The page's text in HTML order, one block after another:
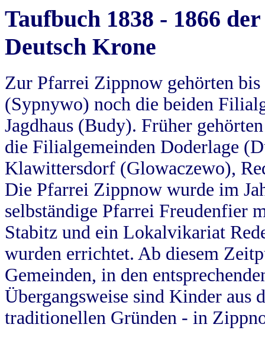
Taufbuch 1838 - 1866
Deutsch Krone
Zur Pfarrei Zippnow gehörten
(Sypnywo) noch die beiden
Jagdhaus (Budy). Früher
die Filialgemeinden Doderlage
Klawittersdorf (Glowaczewo),
Die Pfarrei Zippnow wurde im
selbständige Pfarrei Freudenfier
Stabitz und ein Lokalvikariat
wurden errichtet. Ab diesem
Gemeinden, in den
Übergangsweise sind Kinder aus
traditionellen Gründen - in